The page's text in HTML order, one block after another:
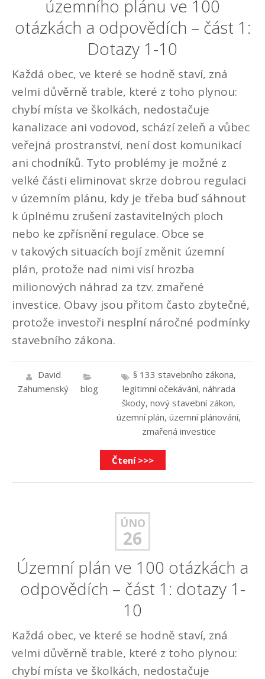
územního plánu ve 100
otázkách a odpovědích – část 1:
Dotazy 1-10
Každá obec, ve které se hodně staví, zná
velmi důvěrně trable, které z toho plynou:
chybí místa ve školkách, nedostačuje
kanalizace ani vodovod, schází zeleň a vůbec
veřejná prostranství, není dost komunikací
ani chodníků. Tyto problémy je možné z
velké části eliminovat skrze dobrou regulaci
v územním plánu, kdy je třeba buď sáhnout
k úplnému zrušení zastavitelných ploch
nebo ke zpřísnění regulace. Obce se
v takových situacích bojí změnit územní
plán, protože nad nimi visí hrozba
milionových náhrad za tzv. zmařené
investice. Obavy jsou přitom často zbytečné,
protože investoři nesplní náročné podmínky
stavebního zákona.
David
Zahumenský
blog
§ 133 stavebního zákona,
legitimní očekávání, náhrada
škody, nový stavební zákon,
územní plán, územní plánování,
zmařená investice
Čtení >>>
ÚNO
26
Územní plán ve 100 otázkách a
odpovědích – část 1: dotazy 1-
10
Každá obec, ve které se hodně staví, zná
velmi důvěrně trable, které z toho plynou:
chybí místa ve školkách, nedostačuje